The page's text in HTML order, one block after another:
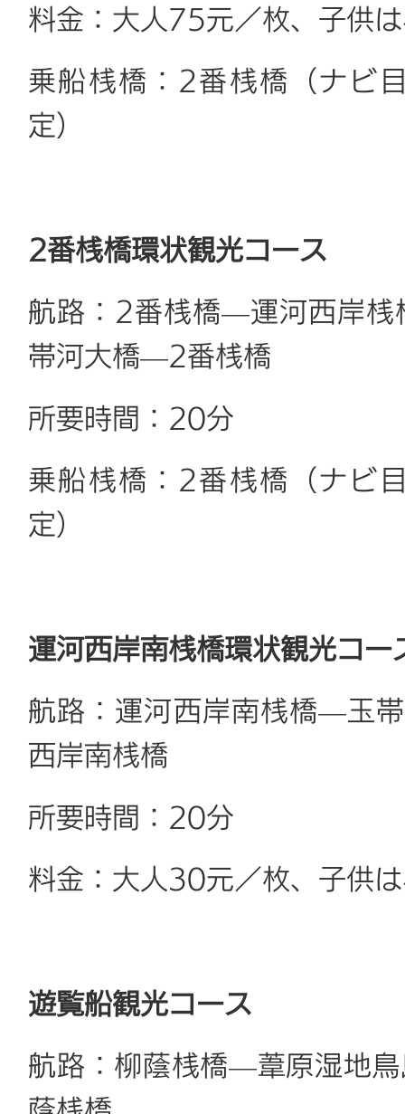
料金：大人75元／枚、子供
乗船桟橋：2番桟橋（ナビ
定）
2番桟橋環状観光コース
航路：2番桟橋—運河西岸
帯河大橋—2番桟橋
所要時間：20分
乗船桟橋：2番桟橋（ナビ
定）
運河西岸南桟橋環状観光コー
航路：運河西岸南桟橋—玉
西岸南桟橋
所要時間：20分
料金：大人30元／枚、子供
遊覧船観光コース
航路：柳蔭桟橋—葦原湿地